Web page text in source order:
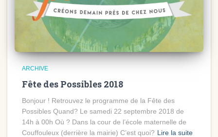
ARCHIVE
Fête des Possibles 2018
Bonjour ! Retrouvez le programme de la Fête des
Possibles Quand? Le samedi 22 septembre 2018 de
14h à 00h Où ? Dans la cour de l’école maternelle de
Couffouleux (derrière la mairie) C’est quoi? Lire la suite